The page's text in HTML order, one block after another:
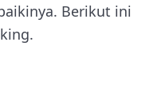
Berikut ini